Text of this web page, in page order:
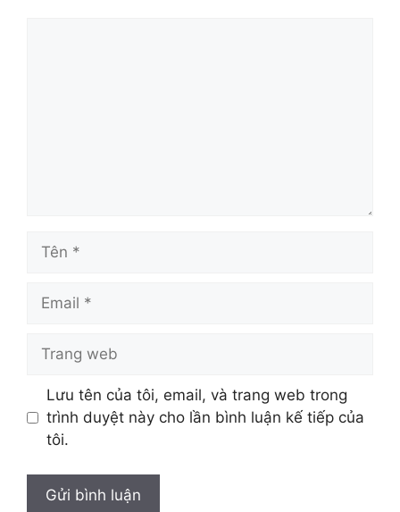
Tên
Email
Trang
Lưu tên của tôi, email, và trang web trong
trình duyệt này cho lần bình luận kế tiếp của
tôi.